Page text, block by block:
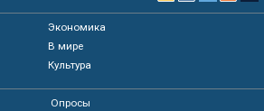
Экономика
В мире
Культура
Опросы